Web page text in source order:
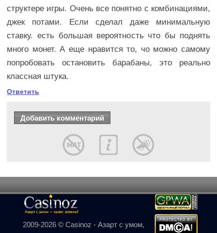
структере игры. Очень все понятно с комбинациями,
джек потами. Если сделал даже минимальную
ставку. есть большая вероятность что бы поднять
много монет. А еще нравится то, чо можно самому
попробовать остановить барабаны, это реально
классная штука.
Ответить
2009-2026 © Casinoz - Азарт с умом,